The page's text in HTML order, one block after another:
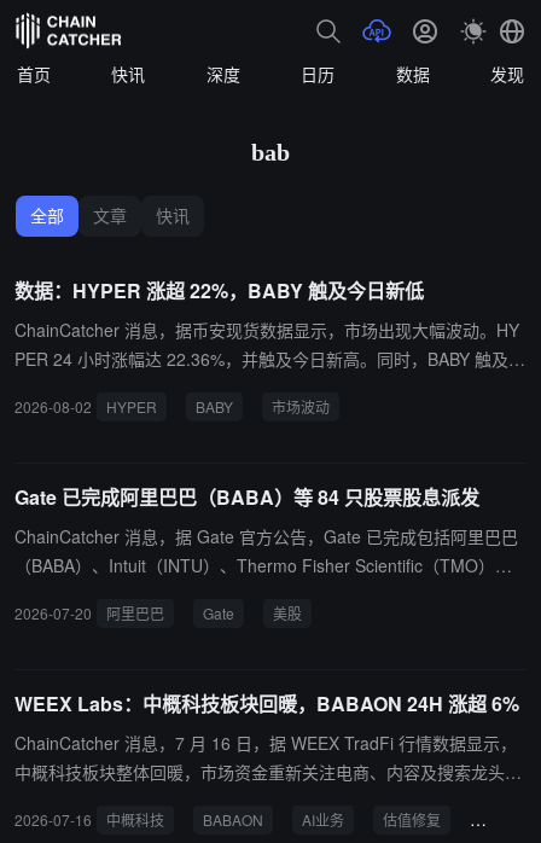
首页 快讯 深度 日历 数据 发现
bab
全部 文章 快讯
数据：HYPER 涨超 22%，BABY 触及今日新低
ChainCatcher 消息，据币安现货数据显示，市场出现大幅波动。HY
PER 24 小时涨幅达 22.36%，并触及今日新高。同时，BABY 触及今
ORDI、EPIC、MUBARAK 和 BROCCOLI714 均出现“冲高回落”状
2026-08-02 HYPER BABY 市场波动
Gate 已完成阿里巴巴（BABA）等 84 只股票股息派发
ChainCatcher 消息，据 Gate 官方公告，Gate 已完成包括阿里巴巴
（BABA）、Intuit（INTU）、Thermo Fisher Scientific（TMO）、A
以 USDT 等值发放至符合条件用户现货账户，用户无需进行任何操
个类别。用户可前往 APP【TradFi】-【股票】-【交易】-【历史记
录】-【资金流水】或 Web【股票】-【资金流水】查看派息明细，最
终到账金额及时间以实际到账情况为准。
2026-07-20 阿里巴巴 Gate 美股
WEEX Labs：中概科技板块回暖，BABAON 24H 涨超 6%
ChainCatcher 消息，7 月 16 日，据 WEEX TradFi 行情数据显示，
中概科技板块整体回暖，市场资金重新关注电商、内容及搜索龙头的
1%；JDON 涨超 3.71%，多只中概科技股共同带动板块热度。 WEE
2026-07-16 中概科技 BABAON AI业务 估值修复 涨幅